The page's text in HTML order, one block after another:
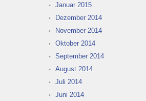
Januar 2015
Dezember 2014
November 2014
Oktober 2014
September 2014
August 2014
Juli 2014
Juni 2014